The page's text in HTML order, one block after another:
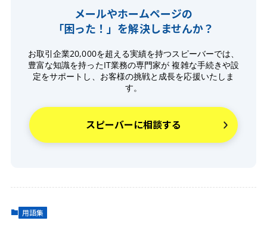
メールやホームページの
「困った！」を解決しませんか？
お取引企業20,000を超える実績を持つスピーバーでは、
豊富な知識を持ったIT業務の専門家が 複雑な手続きや設
定をサポートし、お客様の挑戦と成長を応援いたしま
す。
スピーバーに相談する
用語集